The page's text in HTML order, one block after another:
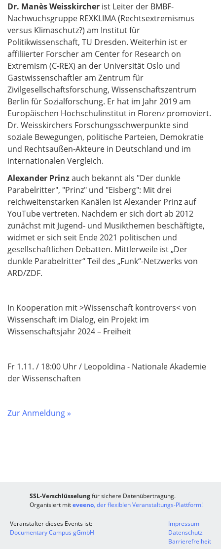
Dr. Manès Weisskircher ist Leiter der BMBF-
Nachwuchsgruppe REXKLIMA (Rechtsextremismus
versus Klimaschutz?) am Institut für
Politikwissenschaft, TU Dresden. Weiterhin ist er
affiliierter Forscher am Center for Research on
Extremism (C-REX) an der Universität Oslo und
Gastwissenschaftler am Zentrum für
Zivilgesellschaftsforschung, Wissenschaftszentrum
Berlin für Sozialforschung. Er hat im Jahr 2019 am
Europäischen Hochschulinstitut in Florenz promoviert.
Dr. Weisskirchers Forschungsschwerpunkte sind
soziale Bewegungen, politische Parteien, Demokratie
und Rechtsaußen-Akteure in Deutschland und im
internationalen Vergleich.
Alexander Prinzauch bekannt als "Der dunkle
Parabelritter", "Prinz" und "Eisberg": Mit drei
reichweitenstarken Kanälen ist Alexander Prinz auf
YouTube vertreten. Nachdem er sich dort ab 2012
zunächst mit Jugend- und Musikthemen beschäftigte,
widmet er sich seit Ende 2021 politischen und
gesellschaftlichen Debatten. Mittlerweile ist „Der
dunkle Parabelritter“ Teil des „Funk“-Netzwerks von
ARD/ZDF.
In Kooperation mit >Wissenschaft kontrovers< von
Wissenschaft im Dialog, ein Projekt im
Wissenschaftsjahr 2024 – Freiheit
Fr 1.11. / 18:00 Uhr / Leopoldina - Nationale Akademie
der Wissenschaften
Zur Anmeldung »
SSL-Verschlüsselungfür sichere Datenübertragung.
Organisiert miteveeno, der flexiblen Veranstaltungs-Plattform!
Veranstalter dieses Events ist:
Documentary Campus gGmbH
Impressum
Datenschutz
Barrierefreiheit